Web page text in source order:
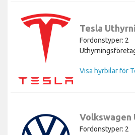
Tesla
Fordonstyper: 2
Visa hyrbilar för
Volkswagen
Fordonstyper: 2